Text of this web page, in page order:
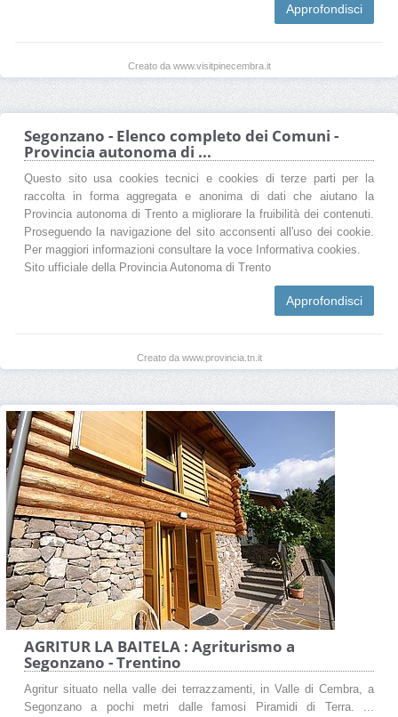
Approfondisci
Creato da www.visitpinecembra.it
Segonzano - Elenco completo dei Comuni -
Provincia autonoma di ...
Questo sito usa cookies tecnici e cookies di terze parti per la
raccolta in forma aggregata e anonima di dati che aiutano la
Provincia autonoma di Trento a migliorare la fruibilità dei contenuti.
Proseguendo la navigazione del sito acconsenti all'uso dei cookie.
Per maggiori informazioni consultare la voce Informativa cookies.
Sito ufficiale della Provincia Autonoma di Trento
Approfondisci
Creato da www.provincia.tn.it
AGRITUR LA BAITELA : Agriturismo a
Segonzano - Trentino
Agritur situato nella valle dei terrazzamenti, in Valle di Cembra, a
Segonzano a pochi metri dalle famosi Piramidi di Terra. ...